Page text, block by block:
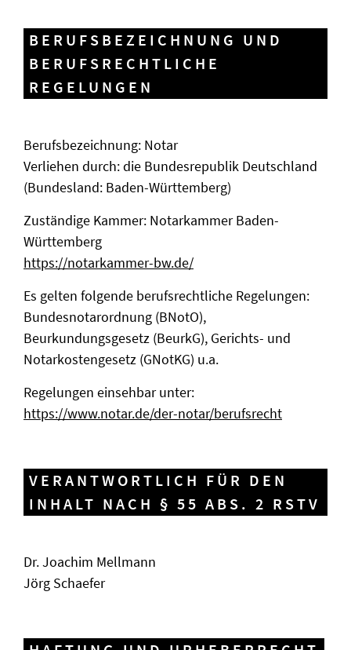
BERUFSBEZEICHNUNG UND
BERUFSRECHTLICHE
REGELUNGEN
Berufsbezeichnung: Notar
Verliehen durch: die Bundesrepublik Deutschland
(Bundesland: Baden-Württemberg)
Zuständige Kammer: Notarkammer Baden-
Württemberg
https://notarkammer-bw.de/
Es gelten folgende berufsrechtliche Regelungen:
Bundesnotarordnung (BNotO),
Beurkundungsgesetz (BeurkG), Gerichts- und
Notarkostengesetz (GNotKG) u.a.
Regelungen einsehbar unter:
https://www.notar.de/der-notar/berufsrecht
VERANTWORTLICH FÜR DEN
INHALT NACH § 55 ABS. 2 RSTV
Dr. Joachim Mellmann
Jörg Schaefer